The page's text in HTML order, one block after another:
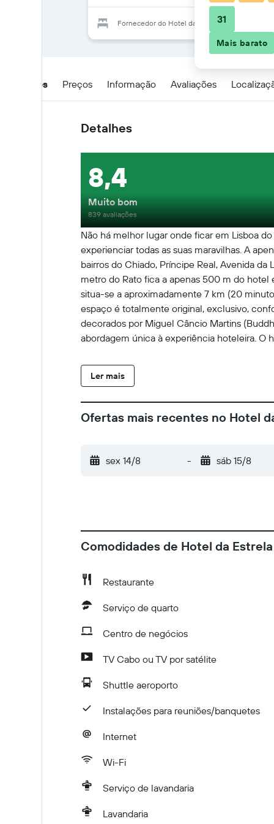
Fornecedor do Hotel da Estrela
Detalhes Preços Informação Avaliações
Detalhes
Não há melhor lugar onde ficar em Lisboa
experienciar todas as suas maravilhas. A
bairros do Chiado, Príncipe Real, Avenida
metro do Rato fica a apenas 500 m do
situa-se a aproximadamente 7 km (20
espaço é totalmente original, exclusivo,
decorados por Miguel Câncio Martins
abordagem única à experiência hoteleira. O
hóspedes poderão tomar refeições no
dispor mediante taxa extra.
Ler mais
8,4
Muito bom
839 avaliações
Ofertas mais recentes no Hotel
sex 14/8 - sáb 15/8
Comodidades de Hotel da Estrela
Restaurante
Serviço de quarto
Centro de negócios
TV Cabo ou TV por satélite
Shuttle aeroporto
Instalações para reuniões/banquetes
Internet
Wi-Fi
Serviço de lavandaria
Lavandaria
31
Mais barato